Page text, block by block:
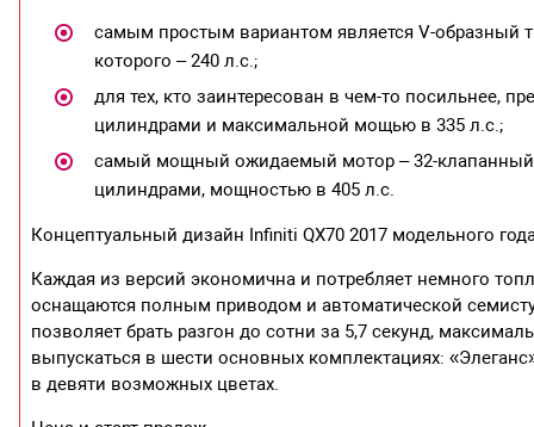
​самым простым вариантом является V-образный
которого – 240 л.с.;
​для тех, кто заинтересован в чем-то посильнее,
цилиндрами и максимальной мощью в 335 л.с.;
​самый мощный ожидаемый мотор – 32-клапанный
цилиндрами, мощностью в 405 л.с.
Концептуальный дизайн Infiniti QX70 2017 модельного
Каждая из версий экономична и потребляет немного
оснащаются полным приводом и автоматической
позволяет брать разгон до сотни за 5,7 секунд,
выпускаться в шести основных комплектациях:
в девяти возможных цветах.